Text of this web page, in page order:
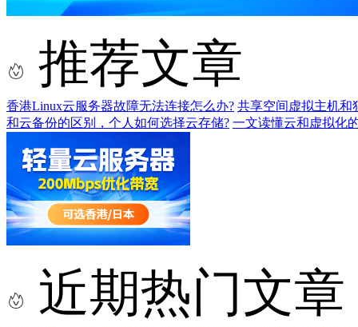
推荐文章
香港Linux云服务器故障无法连接怎么办? 共享空间虚拟主机和
和云备份的区别，个人如何选择云存储? 一文读懂云和虚拟化
近期热门文章